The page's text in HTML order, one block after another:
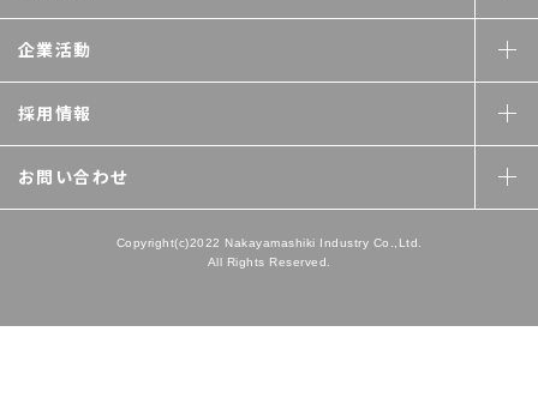
企業活動
採用情報
お問い合わせ
Copyright(c)2022 Nakayamashiki Industry Co.,Ltd.
All Rights Reserved.